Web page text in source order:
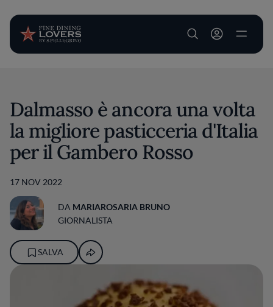
User account
Dalmasso è ancora una volta
la migliore pasticceria d'Italia
per il Gambero Rosso
17 NOV 2022
DA MARIAROSARIA BRUNO
GIORNALISTA
SALVA